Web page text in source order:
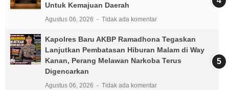
Untuk Kemajuan Daerah
Agustus 06, 2026 Tidak ada komentar
Kapolres Baru AKBP Ramadhona Tegaskan
Lanjutkan Pembatasan Hiburan Malam di Way
Kanan, Perang Melawan Narkoba Terus
Digencarkan
Agustus 06, 2026 Tidak ada komentar